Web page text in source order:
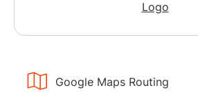
Google Maps Routing